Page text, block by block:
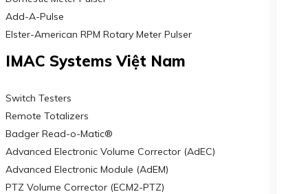
Add-A-Pulse
Elster-American RPM Rotary Meter Pulser
IMAC Systems Việt Nam
Switch Testers
Remote Totalizers
Badger Read-o-Matic®
Advanced Electronic Volume Corrector (AdEC)
Advanced Electronic Module (AdEM)
PTZ Volume Corrector (ECM2-PTZ)